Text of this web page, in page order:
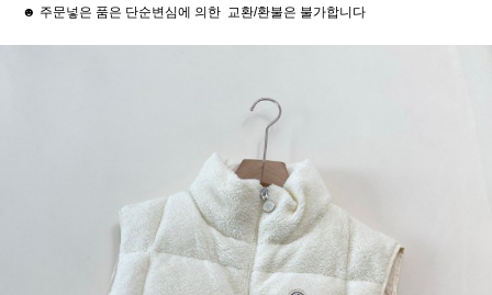
☻ 주문넣은 품은 단순변심에 의한 교환/환불은 불가합니다